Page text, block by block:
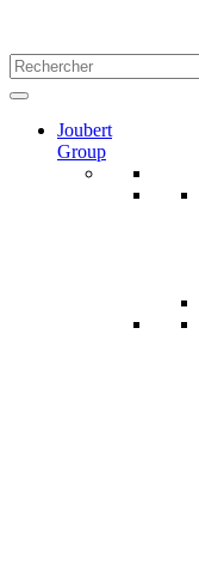
Joubert
Group